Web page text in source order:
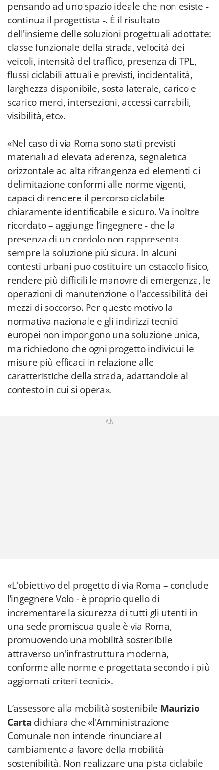
pensando ad uno spazio ideale che non esiste -
continua il progettista -. È il risultato
dell'insieme delle soluzioni progettuali adottate:
classe funzionale della strada, velocità dei
veicoli, intensità del traffico, presenza di TPL,
flussi ciclabili attuali e previsti, incidentalità,
larghezza disponibile, sosta laterale, carico e
scarico merci, intersezioni, accessi carrabili,
visibilità, etc».
«Nel caso di via Roma sono stati previsti
materiali ad elevata aderenza, segnaletica
orizzontale ad alta rifrangenza ed elementi di
delimitazione conformi alle norme vigenti,
capaci di rendere il percorso ciclabile
chiaramente identificabile e sicuro. Va inoltre
ricordato – aggiunge l’ingegnere - che la
presenza di un cordolo non rappresenta
sempre la soluzione più sicura. In alcuni
contesti urbani può costituire un ostacolo fisico,
rendere più difficili le manovre di emergenza, le
operazioni di manutenzione o l'accessibilità dei
mezzi di soccorso. Per questo motivo la
normativa nazionale e gli indirizzi tecnici
europei non impongono una soluzione unica,
ma richiedono che ogni progetto individui le
misure più efficaci in relazione alle
caratteristiche della strada, adattandole al
contesto in cui si opera».
Adv
«L'obiettivo del progetto di via Roma – conclude
l’ingegnere Volo - è proprio quello di
incrementare la sicurezza di tutti gli utenti in
una sede promiscua quale è via Roma,
promuovendo una mobilità sostenibile
attraverso un'infrastruttura moderna,
conforme alle norme e progettata secondo i più
aggiornati criteri tecnici».
L’assessore alla mobilità sostenibile Maurizio
Carta dichiara che «l'Amministrazione
Comunale non intende rinunciare al
cambiamento a favore della mobilità
sostenibilità. Non realizzare una pista ciclabile